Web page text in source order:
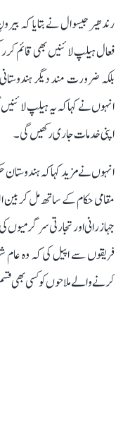
فعال ہیلپ لائنیں بھی قائم
بلکہ ضرورت مند دیگر
انہوں نے کہا کہ یہ ہیلپ لائنیں
اپنی خدمات جاری رکھیں گی۔
انہوں نے مزید کہا کہ
مقامی حکام کے ساتھ مل کر بین
جہاز رانی اور تجارتی
فریقوں سے اپیل کی کہ وہ عام
کرنے والے ملاحوں کو کسی بھی